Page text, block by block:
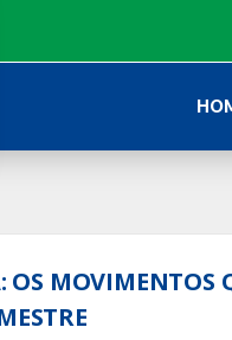
OS MOVIMENTOS